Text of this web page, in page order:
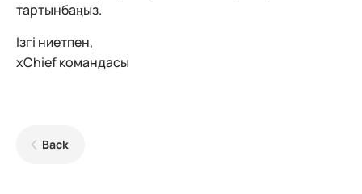
тартынбаңыз.
Ізгі ниетпен,
xChief командасы
Back